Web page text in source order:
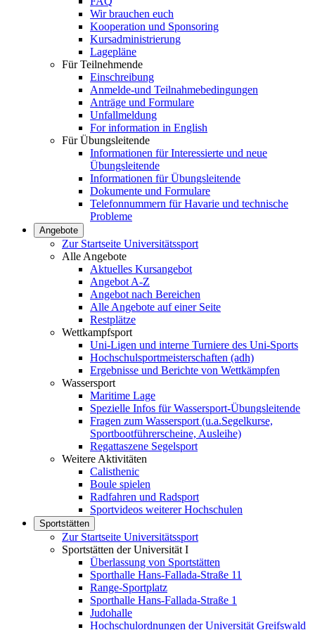
Wir brauchen euch
Kooperation und Sponsoring
Kursadministrierung
Lagepläne
Für Teilnehmende
Einschreibung
Anmelde-und Teilnahmebedingungen
Anträge und Formulare
Unfallmeldung
For information in English
Für Übungsleitende
Informationen für Interessierte und neue
Übungsleitende
Informationen für Übungsleitende
Dokumente und Formulare
Telefonnummern für Havarie und technische
Probleme
Angebote
Zur Startseite Universitätssport
Alle Angebote
Aktuelles Kursangebot
Angebot A-Z
Angebot nach Bereichen
Alle Angebote auf einer Seite
Restplätze
Wettkampfsport
Uni-Ligen und interne Turniere des Uni-Sports
Hochschulsportmeisterschaften (adh)
Ergebnisse und Berichte von Wettkämpfen
Wassersport
Maritime Lage
Spezielle Infos für Wassersport-Übungsleitende
Fragen zum Wassersport (u.a.Segelkurse,
Sportbootführerscheine, Ausleihe)
Regattaszene Segelsport
Weitere Aktivitäten
Calisthenic
Boule spielen
Radfahren und Radsport
Sportvideos weiterer Hochschulen
Sportstätten
Zur Startseite Universitätssport
Sportstätten der Universität I
Überlassung von Sportstätten
Sporthalle Hans-Fallada-Straße 11
Range-Sportplatz
Sporthalle Hans-Fallada-Straße 1
Judohalle
Hochschulordnungen der Universität Greifswald